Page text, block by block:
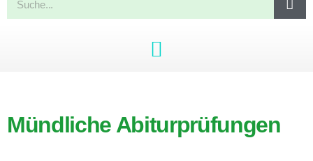
Mündliche Abiturprüfungen